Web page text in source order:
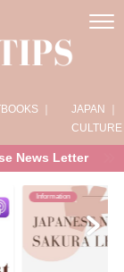
｜
JAPAN ｜
CULTURE
News Letter
Information